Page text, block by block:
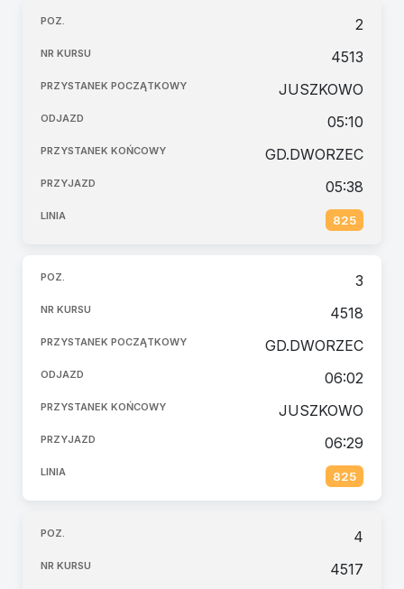
2
4513
JUSZKOWO
05:10
GD.DWORZEC
05:38
825
3
4518
GD.DWORZEC
06:02
JUSZKOWO
06:29
825
4
4517